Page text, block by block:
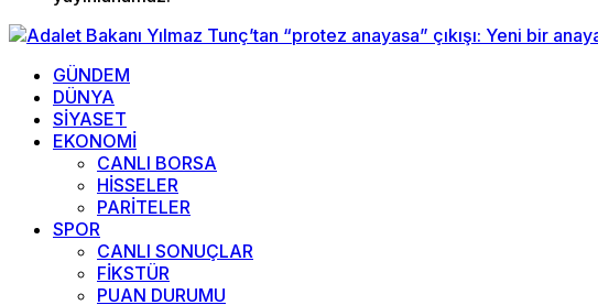
GÜNDEM
DÜNYA
SİYASET
EKONOMİ
CANLI BORSA
HİSSELER
PARİTELER
SPOR
CANLI SONUÇLAR
FİKSTÜR
PUAN DURUMU